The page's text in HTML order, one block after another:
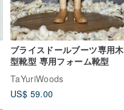
ブライスドールブーツ専用木
型靴型 専用フォーム靴型
TaYuriWoods
US$ 59.00